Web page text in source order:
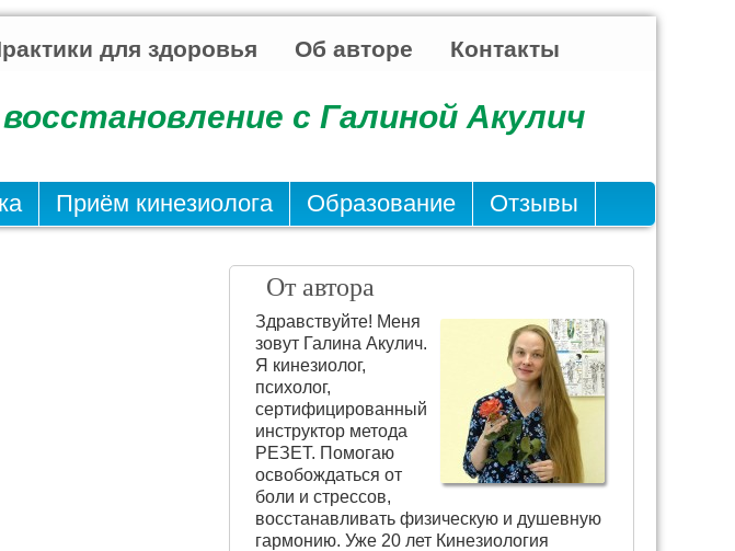
для здоровья Об авторе Контакты
с Галиной Акулич
Приём кинезиолога Образование Отзывы
От автора
Здравствуйте! Меня
зовут Галина Акулич.
Я кинезиолог,
психолог,
сертифицированный
инструктор метода
РЕЗЕТ. Помогаю
освобождаться от
боли и стрессов,
восстанавливать физическую и душевную
гармонию. Уже 20 лет Кинезиология